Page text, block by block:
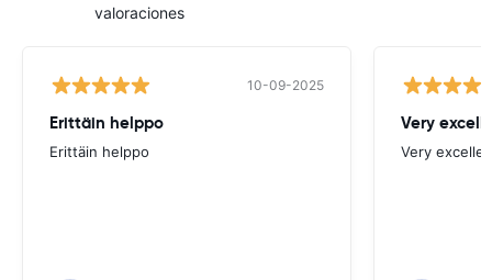
valoraciones
10-09-2025
Erittäin helppo
Erittäin helppo
Very
Very